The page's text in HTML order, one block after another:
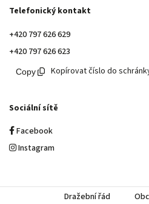
Telefonický kontakt
+420 797 626 629
+420 797 626 623
Kopírovat číslo do
Sociální sítě
Facebook
Instagram
Dražební řád